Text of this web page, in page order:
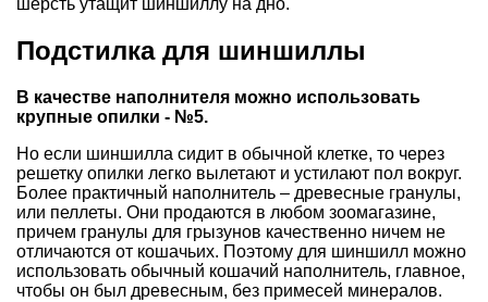
шерсть утащит шиншиллу на дно.
Подстилка для шиншиллы
В качестве наполнителя можно использовать
крупные опилки - №5.
Но если шиншилла сидит в обычной клетке, то через
решетку опилки легко вылетают и устилают пол вокруг.
Более практичный наполнитель – древесные гранулы,
или пеллеты. Они продаются в любом зоомагазине,
причем гранулы для грызунов качественно ничем не
отличаются от кошачьих. Поэтому для шиншилл можно
использовать обычный кошачий наполнитель, главное,
чтобы он был древесным, без примесей минералов.